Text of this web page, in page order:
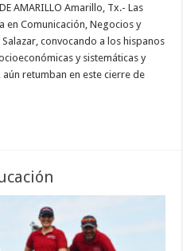
AMARILLO Amarillo, Tx.- Las
en Comunicación, Negocios y
convocando a los hispanos
y sistemáticas y
retumban en este cierre de